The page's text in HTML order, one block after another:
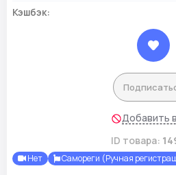
Кэшбэк:
Добавить
ID товара:
Нет Самореги (Ручная